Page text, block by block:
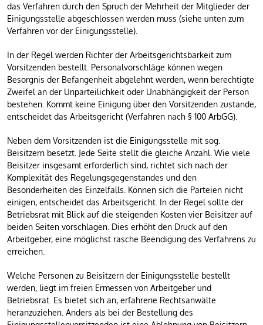
das Verfahren durch den Spruch der Mehrheit der Mitglieder der
Einigungsstelle abgeschlossen werden muss (siehe unten zum
Verfahren vor der Einigungsstelle).
In der Regel werden Richter der Arbeitsgerichtsbarkeit zum
Vorsitzenden bestellt. Personalvorschläge können wegen
Besorgnis der Befangenheit abgelehnt werden, wenn berechtigte
Zweifel an der Unparteilichkeit oder Unabhängigkeit der Person
bestehen. Kommt keine Einigung über den Vorsitzenden zustande,
entscheidet das Arbeitsgericht (Verfahren nach § 100 ArbGG).
Neben dem Vorsitzenden ist die Einigungsstelle mit sog.
Beisitzern besetzt. Jede Seite stellt die gleiche Anzahl. Wie viele
Beisitzer insgesamt erforderlich sind, richtet sich nach der
Komplexität des Regelungsgegenstandes und den
Besonderheiten des Einzelfalls. Können sich die Parteien nicht
einigen, entscheidet das Arbeitsgericht. In der Regel sollte der
Betriebsrat mit Blick auf die steigenden Kosten vier Beisitzer auf
beiden Seiten vorschlagen. Dies erhöht den Druck auf den
Arbeitgeber, eine möglichst rasche Beendigung des Verfahrens zu
erreichen.
Welche Personen zu Beisitzern der Einigungsstelle bestellt
werden, liegt im freien Ermessen von Arbeitgeber und
Betriebsrat. Es bietet sich an, erfahrene Rechtsanwälte
heranzuziehen. Anders als bei der Bestellung des